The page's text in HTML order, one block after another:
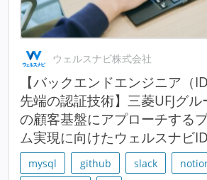
ウェルスナビ株式会社
【バックエンドエンジニア（
先端の認証技術】三菱UFJグ
の顧客基盤にアプローチする
ム実現に向けたウェルスナビ
mysql github slack